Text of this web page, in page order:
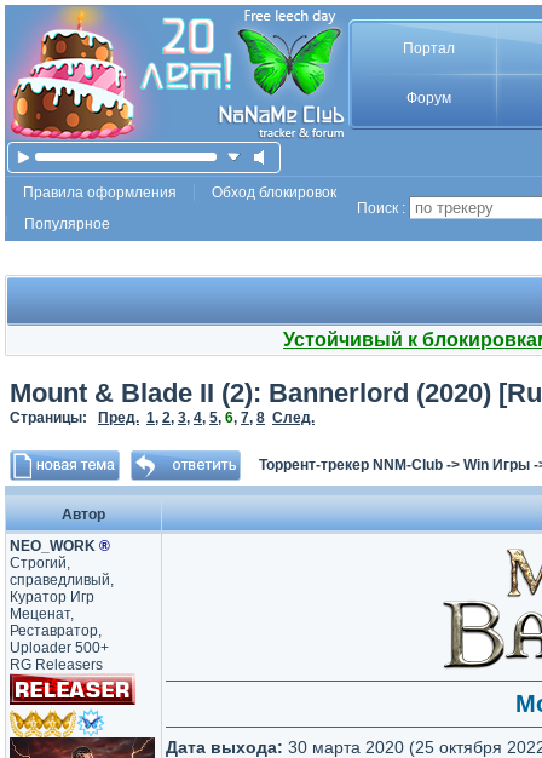
Портал
Форум
Правила оформления
Обход блокировок
Популярное
Поиск :
Устойчивый к
Mount & Blade II (2): Bannerlord (2020)
Страницы: Пред. 1, 2, 3, 4, 5, 6, 7, 8 След.
Торрент-трекер NNM-Club -> Win Игры
Автор
NEO_WORK ®
Строгий,
справедливый,
Куратор Игр
Меценат,
Реставратор,
Uploader 500+
RG Releasers
Дата выхода: 30 марта 2020 (25 октября